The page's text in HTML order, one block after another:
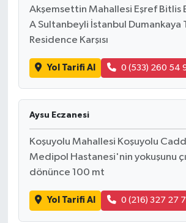
Akşemsettin Mahallesi Eşref Bitlis
A Sultanbeyli İstanbul Dumankaya
Residence Karşısı
Yol Tarifi Al 0 (533) 260 54
Aysu Eczanesi
Koşuyolu Mahallesi Koşuyolu
Medipol Hastanesi'nin yokuşunu
dönünce 100 mt
Yol Tarifi Al 0 (216) 327 27